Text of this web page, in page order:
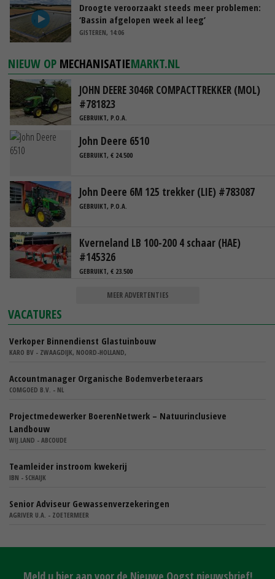
Droogte veroorzaakt steeds meer problemen:
‘Bassin afgelopen week al leeg’
GISTEREN, 14:06
NIEUW OP MECHANISATIEMARKT.NL
JOHN DEERE 3046R COMPACTTREKKER (MOL)
#781823
GEBRUIKT, P.O.A.
John Deere 6510
GEBRUIKT, € 24.500
John Deere 6M 125 trekker (LIE) #783087
GEBRUIKT, P.O.A.
Kverneland LB 100-200 4 schaar (HAE)
#145326
GEBRUIKT, € 23.500
MEER ADVERTENTIES
VACATURES
Verkoper Binnendienst Glastuinbouw
KARO BV - ZWAAGDIJK, NOORD-HOLLAND,
Accountmanager Organische Bodemverbeteraars
COMGOED B.V. - NL
Projectmedewerker BoerenNetwerk – Natuurinclusieve
Landbouw
WIJ.LAND - ABCOUDE
Teamleider instroom kwekerij
IBN - SCHAIJK
Senior Adviseur Gewassenverzekeringen
AGRIVER U.A. - ZOETERMEER
Meld u hier aan voor de Nieuwe Oogst nieuwsbrief!